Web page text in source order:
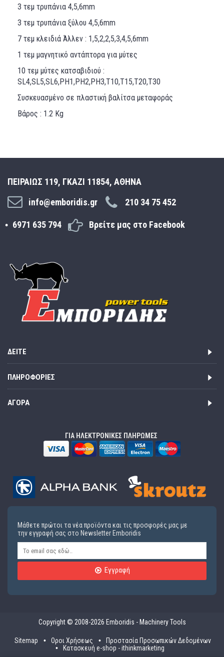
3 τεμ τρυπάνια 4,5,6mm
3 τεμ τρυπάνια ξύλου 4,5,6mm
7 τεμ κλειδιά Άλλεν : 1,5,2,2,5,3,4,5,6mm
1 τεμ μαγνητικό αντάπτορα για μύτες
10 τεμ μύτες κατσαβιδιού :
SL4,SL5,SL6,PH1,PH2,PH3,T10,T15,T20,T30
Συσκευασμένο σε πλαστική βαλίτσα μεταφοράς
Βάρος : 1.2 Kg
ΠΕΙΡΑΙΩΣ 119, ΓΚΑΖΙ 11854, ΑΘΗΝΑ
info@emboridis.gr
210 34 75 452
6971 635 794 Βρείτε μας στο Facebook
ΔΕΊΤΕ
ΠΛΗΡΟΦΟΡΊΕΣ
ΑΓΟΡΆ
ΓΙΑ ΗΛΕΚΤΡΟΝΙΚΕΣ ΠΛΗΡΩΜΕΣ
Μάθετε πρώτοι τα νέα προϊόντα και τις προσφορές μας με
την εγγραφή σας στο Newsletter Emboridis
Εγγραφή
Copyright © 2008-2026 Emboridis - Machinery Tools
Sitemap Οροι Χρήσεως
Προστασία Προσωπικών Δεδομένων
Κατασκευή e-shop - ithinkmarketing